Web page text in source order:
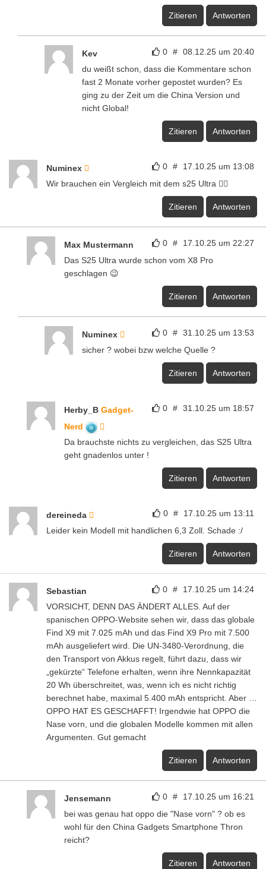
Zitieren Antworten
0 # 08.12.25 um 20:40
Kev
du weißt schon, dass die Kommentare schon
fast 2 Monate vorher gepostet wurden? Es
ging zu der Zeit um die China Version und
nicht Global!
Zitieren Antworten
0 # 17.10.25 um 13:08
Numinex
Wir brauchen ein Vergleich mit dem s25 Ultra 🙂‍↔️
Zitieren Antworten
0 # 17.10.25 um 22:27
Max Mustermann
Das S25 Ultra wurde schon vom X8 Pro
geschlagen 😉
Zitieren Antworten
0 # 31.10.25 um 13:53
Numinex
sicher ? wobei bzw welche Quelle ?
Zitieren Antworten
0 # 31.10.25 um 18:57
Herby_B Gadget-
Nerd
Da brauchste nichts zu vergleichen, das S25 Ultra
geht gnadenlos unter !
Zitieren Antworten
0 # 17.10.25 um 13:11
dereineda
Leider kein Modell mit handlichen 6,3 Zoll. Schade :/
Zitieren Antworten
0 # 17.10.25 um 14:24
Sebastian
VORSICHT, DENN DAS ÄNDERT ALLES. Auf der
spanischen OPPO-Website sehen wir, dass das globale
Find X9 mit 7.025 mAh und das Find X9 Pro mit 7.500
mAh ausgeliefert wird. Die UN-3480-Verordnung, die
den Transport von Akkus regelt, führt dazu, dass wir
„gekürzte“ Telefone erhalten, wenn ihre Nennkapazität
20 Wh überschreitet, was, wenn ich es nicht richtig
berechnet habe, maximal 5.400 mAh entspricht. Aber …
OPPO HAT ES GESCHAFFT! Irgendwie hat OPPO die
Nase vorn, und die globalen Modelle kommen mit allen
Argumenten. Gut gemacht
Zitieren Antworten
0 # 17.10.25 um 16:21
Jensemann
bei was genau hat oppo die "Nase vorn" ? ob es
wohl für den China Gadgets Smartphone Thron
reicht?
Zitieren Antworten